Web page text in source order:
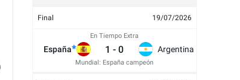
Final 19/07/2026
España
En Tiempo Extra
1 - 0
Mundial: España campeón
Argentina